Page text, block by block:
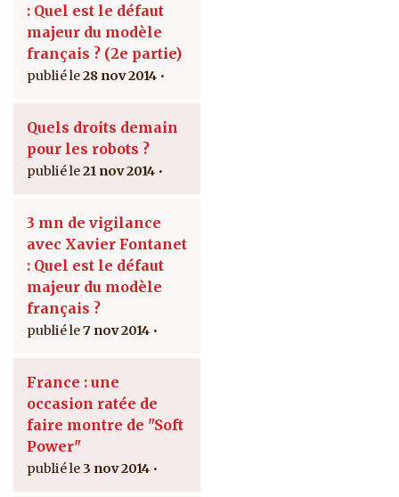
: Quel est le défaut
majeur du modèle
français ? (2e partie)
28 nov 2014
Quels droits demain
pour les robots ?
21 nov 2014
3 mn de vigilance
avec Xavier Fontanet
: Quel est le défaut
majeur du modèle
français ?
7 nov 2014
France : une
occasion ratée de
faire montre de "Soft
Power"
3 nov 2014